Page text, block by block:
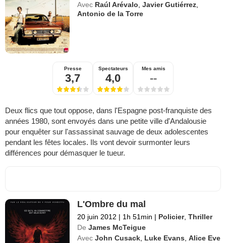
Avec Raúl Arévalo,Javier Gutiérrez,
Antonio de la Torre
Presse
3,7
Spectateurs
4,0
Mes amis
--
Deux flics que tout oppose, dans l'Espagne post-franquiste des
années 1980, sont envoyés dans une petite ville d'Andalousie
pour enquêter sur l'assassinat sauvage de deux adolescentes
pendant les fêtes locales. Ils vont devoir surmonter leurs
différences pour démasquer le tueur.
L'Ombre du mal
20 juin 2012 | 1h 51min | Policier,Thriller
De James McTeigue
Avec John Cusack, Luke Evans,Alice Eve